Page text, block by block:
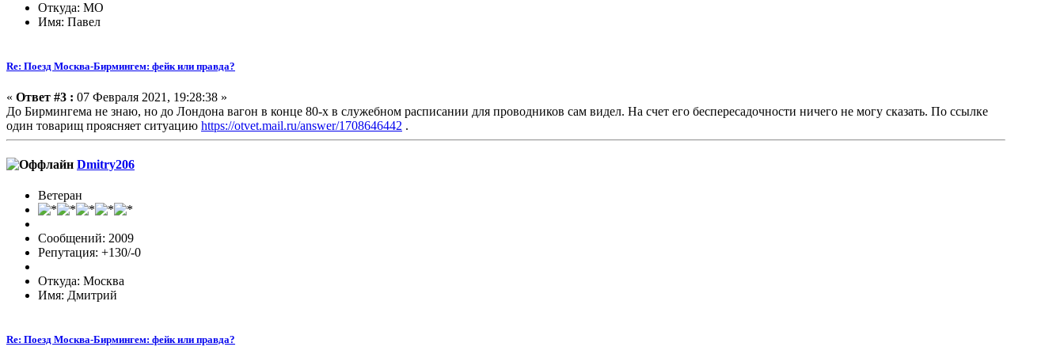
Откуда: МО
Имя: Павел
Re: Поезд Москва-Бирмингем: фейк или правда?
« Ответ #3 : 07 Февраля 2021, 19:28:38 »
До Бирмингема не знаю, но до Лондона вагон в конце 80-х в служебном расписании для проводников сам видел. На счет его беспересадочности ничего не могу сказать. По ссылке
один товарищ проясняет ситуацию https://otvet.mail.ru/answer/1708646442 .
Dmitry206
Ветеран
Сообщений: 2009
Репутация: +130/-0
Откуда: Москва
Имя: Дмитрий
Re: Поезд Москва-Бирмингем: фейк или правда?